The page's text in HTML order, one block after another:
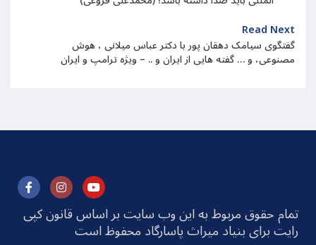
Read Next
گفتگوی سیامک دهقان پور با دکتر عباس میلانی ، هوش
مصنوعی، و … گفته هایی از ایران و .. – ویژه ترامپ و ایران
تمام حقوق مربوط به این وب سایت بر اساس قانون کپی
رایت برای بنیاد میراث پاسارگاد محفوظ است